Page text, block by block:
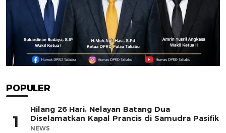
POPULER
1
Hilang 26 Hari, Nelayan Batang Dua
Diselamatkan Kapal Prancis di Samudra Pasifik
NEWS